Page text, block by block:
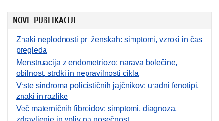
NOVE PUBLIKACIJE
Znaki neplodnosti pri ženskah: simptomi, vzroki in čas
pregleda
Menstruacija z endometriozo: narava bolečine,
obilnost, strdki in nepravilnosti cikla
Vrste sindroma policističnih jajčnikov: uradni fenotipi,
znaki in razlike
Več materničnih fibroidov: simptomi, diagnoza,
zdravljenje in vpliv na nosečnost